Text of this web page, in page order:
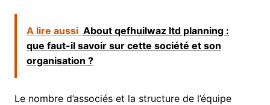
A lire aussi About qefhuilwaz ltd planning :
que faut-il savoir sur cette société et son
organisation ?
Le nombre d’associés et la structure de l’équipe